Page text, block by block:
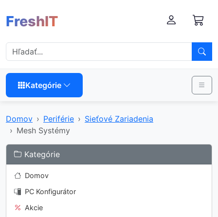
FreshIT
Kategórie
Domov Periférie
Sieťové Zariadenia
Mesh Systémy
Kategórie
Domov
PC Konfigurátor
Akcie